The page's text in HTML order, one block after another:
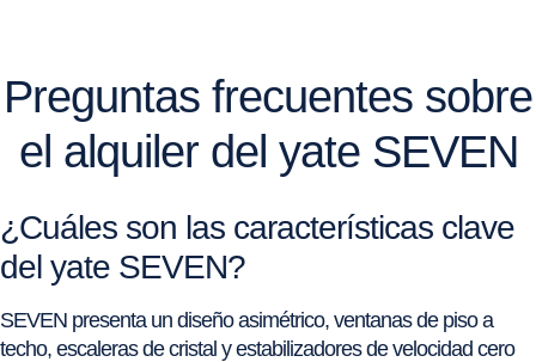
Preguntas frecuentes sobre
el alquiler del yate SEVEN
¿Cuáles son las características clave
del yate SEVEN?
SEVEN presenta un diseño asimétrico, ventanas de piso a
techo, escaleras de cristal y estabilizadores de velocidad cero